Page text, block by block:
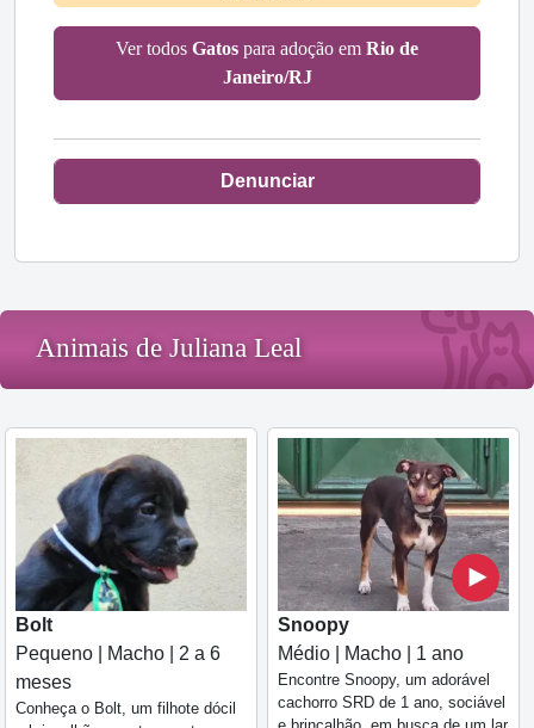
Ver todos Gatos para adoção em Rio de
Janeiro/RJ
Denunciar
Animais de Juliana Leal
Bolt
Pequeno | Macho | 2 a 6
meses
Conheça o Bolt, um filhote dócil
Snoopy
Médio | Macho | 1 ano
Encontre Snoopy, um adorável
cachorro SRD de 1 ano, sociável